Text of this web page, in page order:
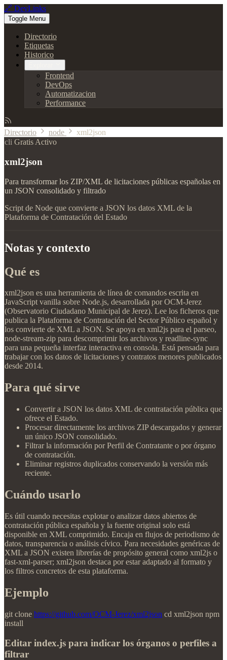
🔗 DevLinks
Toggle Menu
Directorio
Etiquetas
Historico
Frontend
DevOps
Automatizacion
Performance
Directorio node
xml2json
cli Gratis Activo
xml2json
Para transformar los ZIP/XML de licitaciones públicas españolas en
un JSON consolidado y filtrado
Script de Node que convierte a JSON los datos XML de la
Plataforma de Contratación del Estado
Notas y contexto
Qué es
xml2json es una herramienta de línea de comandos escrita en
JavaScript vanilla sobre Node.js, desarrollada por OCM-Jerez
(Observatorio Ciudadano Municipal de Jerez). Lee los ficheros que
publica la Plataforma de Contratación del Sector Público español y
los convierte de XML a JSON. Se apoya en xml2js para el parseo,
node-stream-zip para descomprimir los archivos y readline-sync
para una pequeña interfaz interactiva en consola. Está pensada para
trabajar con los datos de licitaciones y contratos menores publicados
desde 2014.
Para qué sirve
Convertir a JSON los datos XML de contratación pública que
ofrece el Estado.
Procesar directamente los archivos ZIP descargados y generar
un único JSON consolidado.
Filtrar la información por Perfil de Contratante o por órgano
de contratación.
Eliminar registros duplicados conservando la versión más
reciente.
Cuándo usarlo
Es útil cuando necesitas explotar o analizar datos abiertos de
contratación pública española y la fuente original solo está
disponible en XML comprimido. Encaja en flujos de periodismo de
datos, transparencia o análisis cívico. Para necesidades genéricas de
XML a JSON existen librerías de propósito general como xml2js o
fast-xml-parser; xml2json destaca por estar adaptado al formato y
los filtros concretos de esta plataforma.
Ejemplo
git clone https://github.com/OCM-Jerez/xml2json cd xml2json npm
install
Editar index.js para indicar los órganos o perfiles a
filtrar